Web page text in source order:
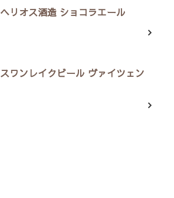
ヘリオス酒造 ショコラエール
スワンレイクビール ヴァイツェン